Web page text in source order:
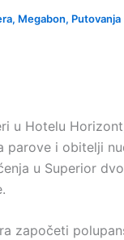
, Megabon, Putovanja
u Hotelu
parove i obitelji
u Superior
započeti